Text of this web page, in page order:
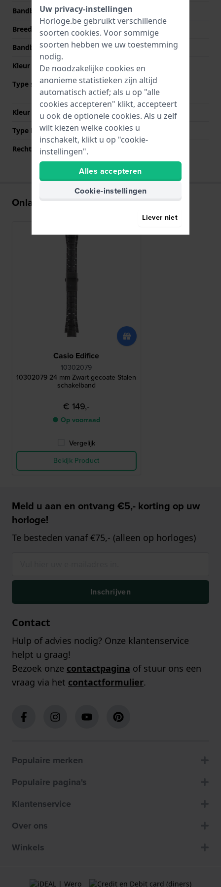
Bandbreedte
24 mm
Breedte bandaanzet
Bandbreedte bij sluiting
18 mm
Kleur Band
Zwart
Type sluiting
Vouwsluiting met
drukknoppen
Kleur sluiting
Zwart
Type Bevestiging
Stalen pennen
Rechte aanzet
Onlangs bekeken
Casio Edifice
10302079
10302079 24 mm Zwart gecoate Stalen
schakelband
€ 149,-
● Op voorraad
Vergelijk
Bekijk Product
Meld u aan en ontvang €5,- korting op uw
horloge!
Te besteden vanaf €75,- (alleen op horloges)
Inschrijven
Contact
Hulp of advies nodig? Onze klantenservice
helpt u graag!
Bezoek onze contactpagina of stuur ons een
vraag via het contactformulier.
Populaire merken
Populaire pagina's
Klantenservice
Over ons
Winkels
Uw privacy-instellingen
Horloge.be gebruikt verschillende
soorten cookies. Voor sommige
soorten hebben we uw toestemming
nodig.
De noodzakelijke cookies en
anonieme statistieken zijn altijd
automatisch actief; als u op "alle
cookies accepteren" klikt, accepteert
u ook de optionele cookies. Als u zelf
wilt kiezen welke cookies u
inschakelt, klikt u op "cookie-
instellingen".
Alles accepteren
Cookie-instellingen
Liever niet